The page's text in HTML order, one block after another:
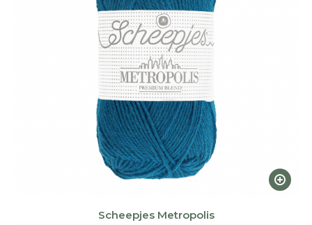
Ce
produit
Scheepjes Metropolis